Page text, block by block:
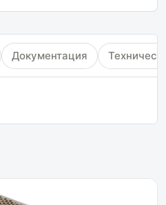
Документация